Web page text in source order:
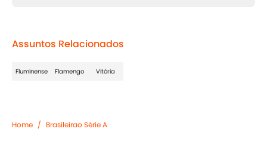
Assuntos Relacionados
Fluminense Flamengo Vitória
Home / Brasileirao Série A